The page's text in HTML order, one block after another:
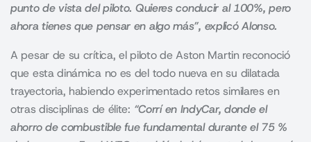
punto de vista del piloto. Quieres conducir al 100%, pero
ahora tienes que pensar en algo más”, explicó Alonso.
A pesar de su crítica, el piloto deAston Martin reconoció
que esta dinámica no es del todo nueva en su dilatada
trayectoria, habiendo experimentado retos similares en
otras disciplinas de élite: “Corrí en IndyCar, donde el
ahorro de combustible fue fundamental durante el 75 %